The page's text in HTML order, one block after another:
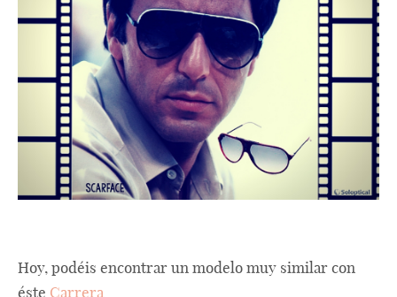
Hoy, podéis encontrar un modelo muy similar con
éste Carrera